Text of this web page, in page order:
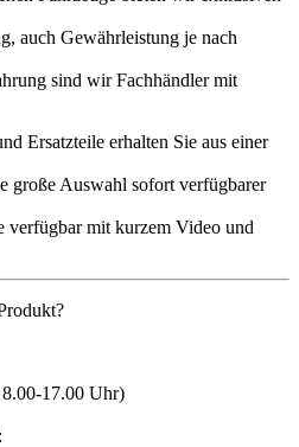
auch Gewährleistung je nach
sind wir Fachhändler mit
Ersatzteile erhalten Sie aus einer
große Auswahl sofort verfügbarer
verfügbar mit kurzem Video und
17.00 Uhr)